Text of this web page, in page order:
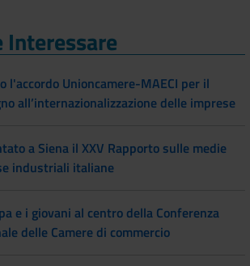
Interessare
l'accordo Unioncamere-MAECI per il
all’internazionalizzazione delle imprese
a Siena il XXV Rapporto sulle medie
industriali italiane
e i giovani al centro della Conferenza
delle Camere di commercio